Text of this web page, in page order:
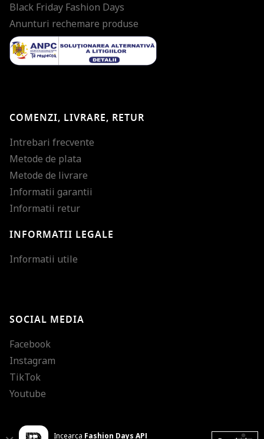
Black Friday Fashion Days
Anunturi rechemare produse
COMENZI, LIVRARE, RETUR
Intrebari frecvente
Metode de plata
Metode de livrare
Informatii garantii
Informatii retur
INFORMATII LEGALE
Informatii utile
SOCIAL MEDIA
Facebook
Instagram
TikTok
Youtube
Incearca Fashion Days APP Cursor mare